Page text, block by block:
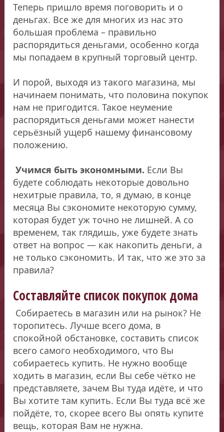
Теперь пришло время поговорить и о
деньгах. Все же для многих из нас это
большая проблема – правильно
распорядиться деньгами, особенно когда
мы попадаем в крупный торговый центр.
И порой, выходя из такого магазина, мы
начинаем понимать, что половина покупок
нам не пригодится. Такое неумение
распорядиться деньгами может нанести
серьёзный ущерб нашему финансовому
положению.
Учимся быть экономными. Если Вы
будете соблюдать некоторые довольно
нехитрые правила, то, я думаю, в конце
месяца Вы сэкономите некоторую сумму,
которая будет уж точно не лишней. А со
временем, так глядишь, уже будете знать
ответ на вопрос — как накопить деньги, а
не только сэкономить. И так, что же это за
правила?
Составляйте список покупок дома
Собираетесь в магазин или на рынок? Не
торопитесь. Лучше всего дома, в
спокойной обстановке, составить список
всего самого необходимого, что Вы
собираетесь купить. Не нужно вообще
ходить в магазин, если Вы себе чётко не
представляете, зачем Вы туда идёте, и что
Вы хотите там купить. Если Вы туда всё же
пойдёте, то, скорее всего Вы опять купите
вещь, которая Вам не нужна.